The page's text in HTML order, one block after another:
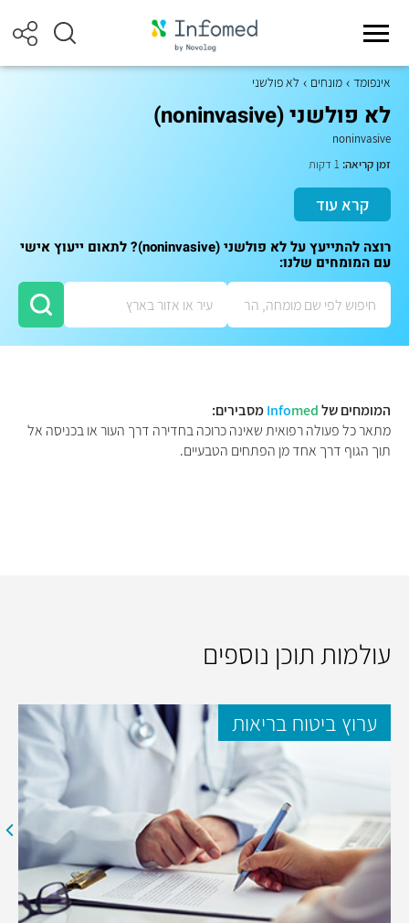
אינפומד מונחים לא פולשני
לא פולשני (noninvasive)
noninvasive
זמן קריאה:
קרא עוד
רוצה להתייעץ על לא פולשני (noninvasive)? לתאום ייעוץ אישי
עם המומחים שלנו:
המומחים של Infomed
מסבירים:
מתאר כל פעולה רפואית שאינה כרוכה בחדירה דרך העור או בכניסה אל
תוך הגוף דרך אחד מן הפתחים הטבעיים.
עולמות תוכן נוספים
ערוץ ביטוח בריאות